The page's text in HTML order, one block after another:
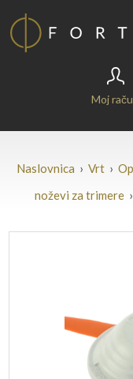
Moj
Naslovnica › Vrt ›
noževi za trimere›